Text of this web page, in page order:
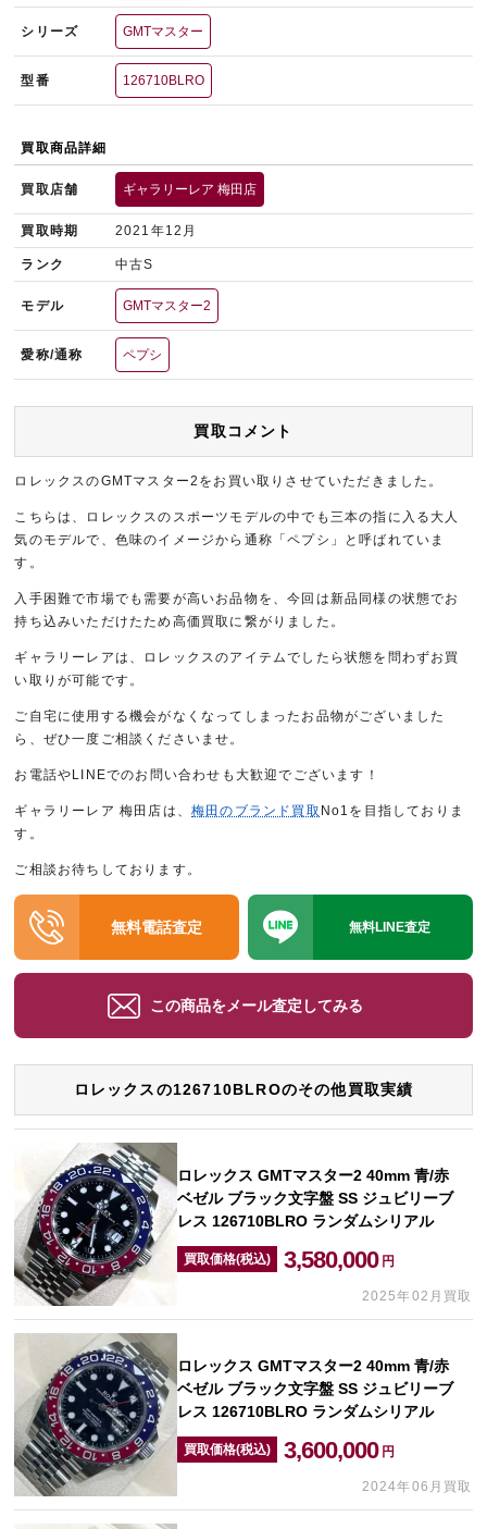
シリーズ GMTマスター
型番 126710BLRO
買取商品詳細
買取店舗 ギャラリーレア 梅田店
買取時期 2021年12月
ランク 中古S
モデル GMTマスター2
愛称/通称 ペプシ
買取コメント
ロレックスのGMTマスター2をお買い取りさせていただきました。
こちらは、ロレックスのスポーツモデルの中でも三本の指に入る大人
気のモデルで、色味のイメージから通称「ペプシ」と呼ばれていま
す。
入手困難で市場でも需要が高いお品物を、今回は新品同様の状態でお
持ち込みいただけたため高価買取に繋がりました。
ギャラリーレアは、ロレックスのアイテムでしたら状態を問わずお買
い取りが可能です。
ご自宅に使用する機会がなくなってしまったお品物がございました
ら、ぜひ一度ご相談くださいませ。
お電話やLINEでのお問い合わせも大歓迎でございます！
ギャラリーレア 梅田店は、梅田のブランド買取 No1を目指しておりま
す。
ご相談お待ちしております。
無料電話査定 無料LINE査定
この商品をメール査定してみる
ロレックスの126710BLROのその他買取実績
ロレックス GMTマスター2 40mm 青/赤
ベゼル ブラック文字盤 SS ジュビリーブ
レス 126710BLRO ランダムシリアル
買取価格(税込) 3,580,000 円
2025年02月買取
ロレックス GMTマスター2 40mm 青/赤
ベゼル ブラック文字盤 SS ジュビリーブ
レス 126710BLRO ランダムシリアル
買取価格(税込) 3,600,000 円
2024年06月買取